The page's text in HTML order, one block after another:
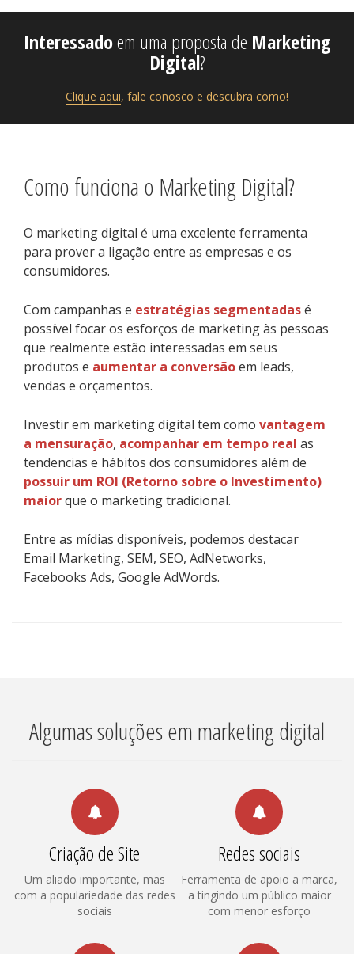
Interessadoem uma proposta de Marketing
Digital?
Clique aqui, fale conosco e descubra como!
Como funciona o Marketing Digital?
O marketing digital é uma excelente ferramenta
para prover a ligação entre as empresas e os
consumidores.
Com campanhas e estratégias segmentadasé
possível focar os esforços de marketing às pessoas
que realmente estão interessadas em seus
produtos e aumentar a conversãoem leads,
vendas e orçamentos.
Investir em marketing digital tem como vantagem
a mensuração, acompanhar em tempo real as
tendencias e hábitos dos consumidores além de
possuir um ROI (Retorno sobre o Investimento)
maiorque o marketing tradicional.
Entre as mídias disponíveis, podemos destacar
Email Marketing, SEM, SEO, AdNetworks,
Facebooks Ads, Google AdWords.
Algumas soluções em marketing digital
Criação de Site
Um aliado importante, mas
com a populariedade das redes
sociais
Redes sociais
Ferramenta de apoio a marca,
a tingindo um público maior
com menor esforço